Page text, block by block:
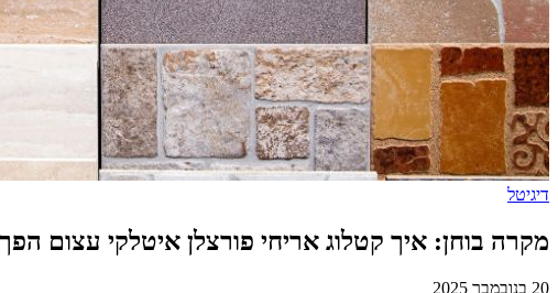
דיגיטל
מקרה בוחן: איך קטלוג אריחי פורצלן איטלקי עצום
20 בנובמבר 2025